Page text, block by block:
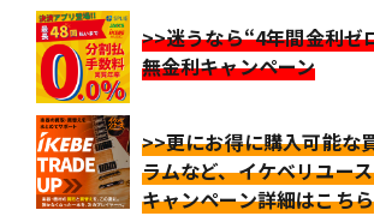
>>迷うなら“4年間金利ゼ
無金利キャンペーン
>>更にお得に購入可能な
ラムなど、イケベリユー
キャンペーン詳細はこちら